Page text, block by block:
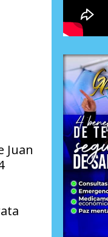
Juan